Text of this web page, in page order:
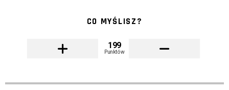
CO MYŚLISZ?
199
Punktów